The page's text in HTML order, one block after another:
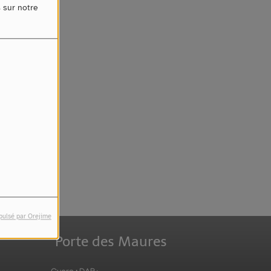
sur notre
par Orejime
Porte des Maures